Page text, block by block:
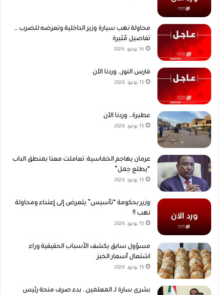
محاولة نهب سيارة وزير الداخلية وتعرضه للضرب …
تفاصيل مُثيرة
16 يونيو، 2026
فارس النور… وردنا الآن
15 يونيو، 2026
عطبرة… وردنا الآن
15 يونيو، 2026
عرمان يهاجم الخماسية: تعاملت معنا بمنطق الباب
“يطلع جمل”
15 يونيو، 2026
وزير بحكومة “تأسيس” يتعرض إلى إعتداء ومحاولة
نهب !!
15 يونيو، 2026
مسؤول سابق يكشف الأسباب الحقيقية وراء
اشتعال أسعار الخبز
15 يونيو، 2026
بشرى سارة لـ المعلمين.. بدء صرف منحة رئيس